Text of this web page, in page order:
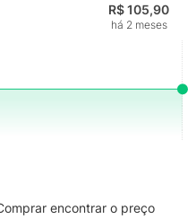
R$ 105,90
há 2 meses
encontrar o preço